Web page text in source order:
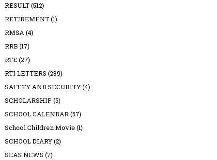
RESULT(512)
RETIREMENT(1)
RMSA(4)
RRB (17)
RTE (27)
RTI LETTERS (239)
SAFETY AND SECURITY(4)
SCHOLARSHIP (5)
SCHOOL CALENDAR(57)
School Children Movie (1)
SCHOOL DIARY(2)
SEAS NEWS (7)